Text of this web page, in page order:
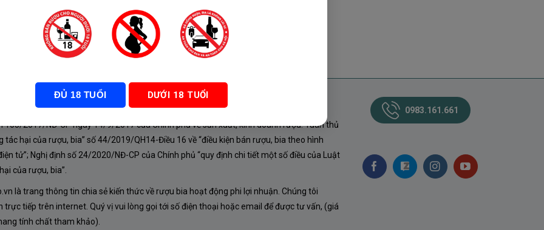
SÁCH
105/2017/NĐ-CP ngày 14/9/2017 của Chính phủ về sản xuất, kinh doanh rượu. Tuân thủ
tác hại của rượu, bia” số 44/2019/QH14-Điều 16 về “điều kiện bán rượu, bia theo hình
tử”; Nghị định số 24/2020/NĐ-CP của Chính phủ “quy định chi tiết một số điều của Luật
của rượu, bia”.
là trang thông tin chia sẻ kiến thức về rượu bia hoạt động phi lợi nhuận. Chúng tôi
trực tiếp trên internet. Quý vị vui lòng gọi tới số điện thoại hoặc email để được tư vấn, (giá
tính chất tham khảo).
0983.161.661
ĐỦ 18 TUỔI DƯỚI 18 TUỔI